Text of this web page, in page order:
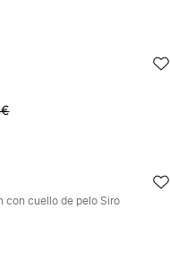
con cuello de pelo Siro